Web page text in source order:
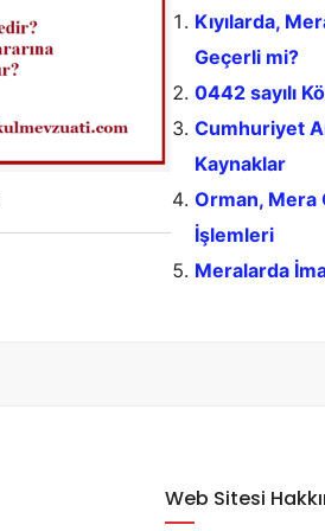
Kıyılarda,
Geçerli mi?
0442 sayılı
Cumhuriyet
Kaynaklar
Orman, Mera
İşlemleri
Meralarda
Web Sitesi